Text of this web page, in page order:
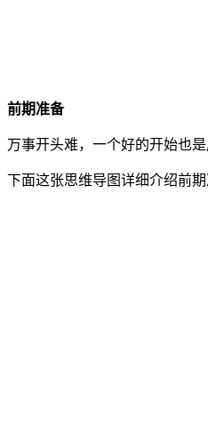
前期准备
万事开头难，一个好的开始也
下面这张思维导图详细介绍前期